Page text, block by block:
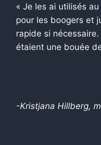
« Je les ai utilisés
pour les boogers et
rapide si nécessaire.
étaient une bouée
-Kristjana Hillberg,